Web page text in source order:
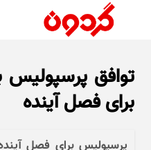
توافق پرسپولیس
برای فصل آینده
پرسپولیس برای فصل